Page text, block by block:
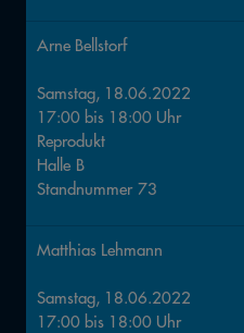
Arne Bellstorf
Samstag, 18.06.2022
17:00 bis 18:00 Uhr
Reprodukt
Halle B
Standnummer 73
Matthias Lehmann
Samstag, 18.06.2022
17:00 bis 18:00 Uhr